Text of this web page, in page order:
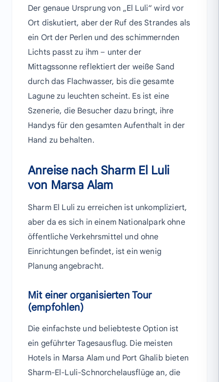
Der genaue Ursprung von „El Luli“ wird vor
Ort diskutiert, aber der Ruf des Strandes als
ein Ort der Perlen und des schimmernden
Lichts passt zu ihm – unter der
Mittagssonne reflektiert der weiße Sand
durch das Flachwasser, bis die gesamte
Lagune zu leuchten scheint. Es ist eine
Szenerie, die Besucher dazu bringt, ihre
Handys für den gesamten Aufenthalt in der
Hand zu behalten.
Anreise nach Sharm El Luli
von Marsa Alam
Sharm El Luli zu erreichen ist unkompliziert,
aber da es sich in einem Nationalpark ohne
öffentliche Verkehrsmittel und ohne
Einrichtungen befindet, ist ein wenig
Planung angebracht.
Mit einer organisierten Tour
(empfohlen)
Die einfachste und beliebteste Option ist
ein geführter Tagesausflug. Die meisten
Hotels in Marsa Alam und Port Ghalib bieten
Sharm-El-Luli-Schnorchelausflüge an, die